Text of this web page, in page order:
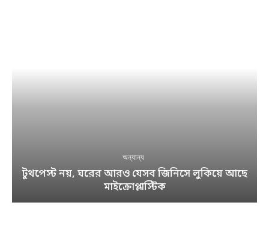
অন্যান্য
টুথপেস্ট নয়, ঘরের আরও যেসব জিনিসে লুকিয়ে আছে
মাইক্রোপ্লাস্টিক